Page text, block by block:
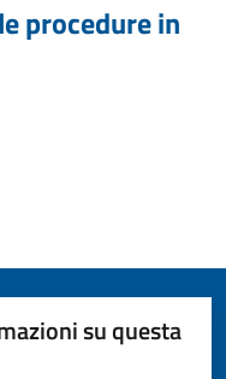
procedure in
su questa